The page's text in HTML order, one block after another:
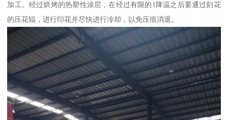
加工。经过烘烤的热塑性涂层，在经过有限的1降温之后要通过刻花
的压花辊，进行印花并尽快进行冷却，以免压痕消退。